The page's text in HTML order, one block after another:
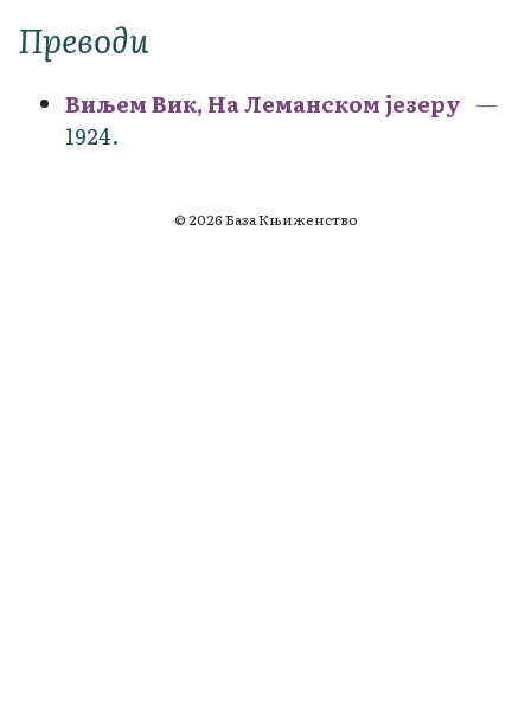
Преводи
Виљем Вик, На Леманском језеру
1924.
© 2026 База Књиженство